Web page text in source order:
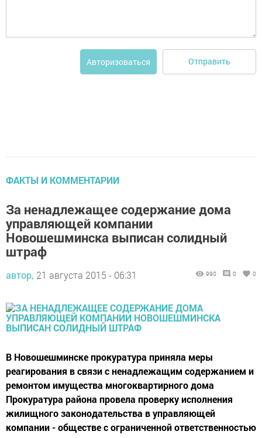
Авторизоваться Отправить
ФАКТЫ И КОММЕНТАРИИ
За ненадлежащее содержание дома
управляющей компании
Новошешминска выписан солидный
штраф
автор, 21 августа 2015 - 06:31 990 0 0
В Новошешминске прокуратура приняла меры
реагирования в связи с ненадлежащим содержанием и
ремонтом имущества многоквартирного дома
Прокуратура района провела проверку исполнения
жилищного законодательства в управляющей
компании - обществе с ограниченной ответственностью